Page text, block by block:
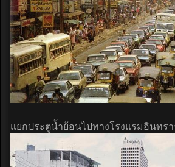
แยกประตูน้ำย้อนไปทางโรงแรมอินทร